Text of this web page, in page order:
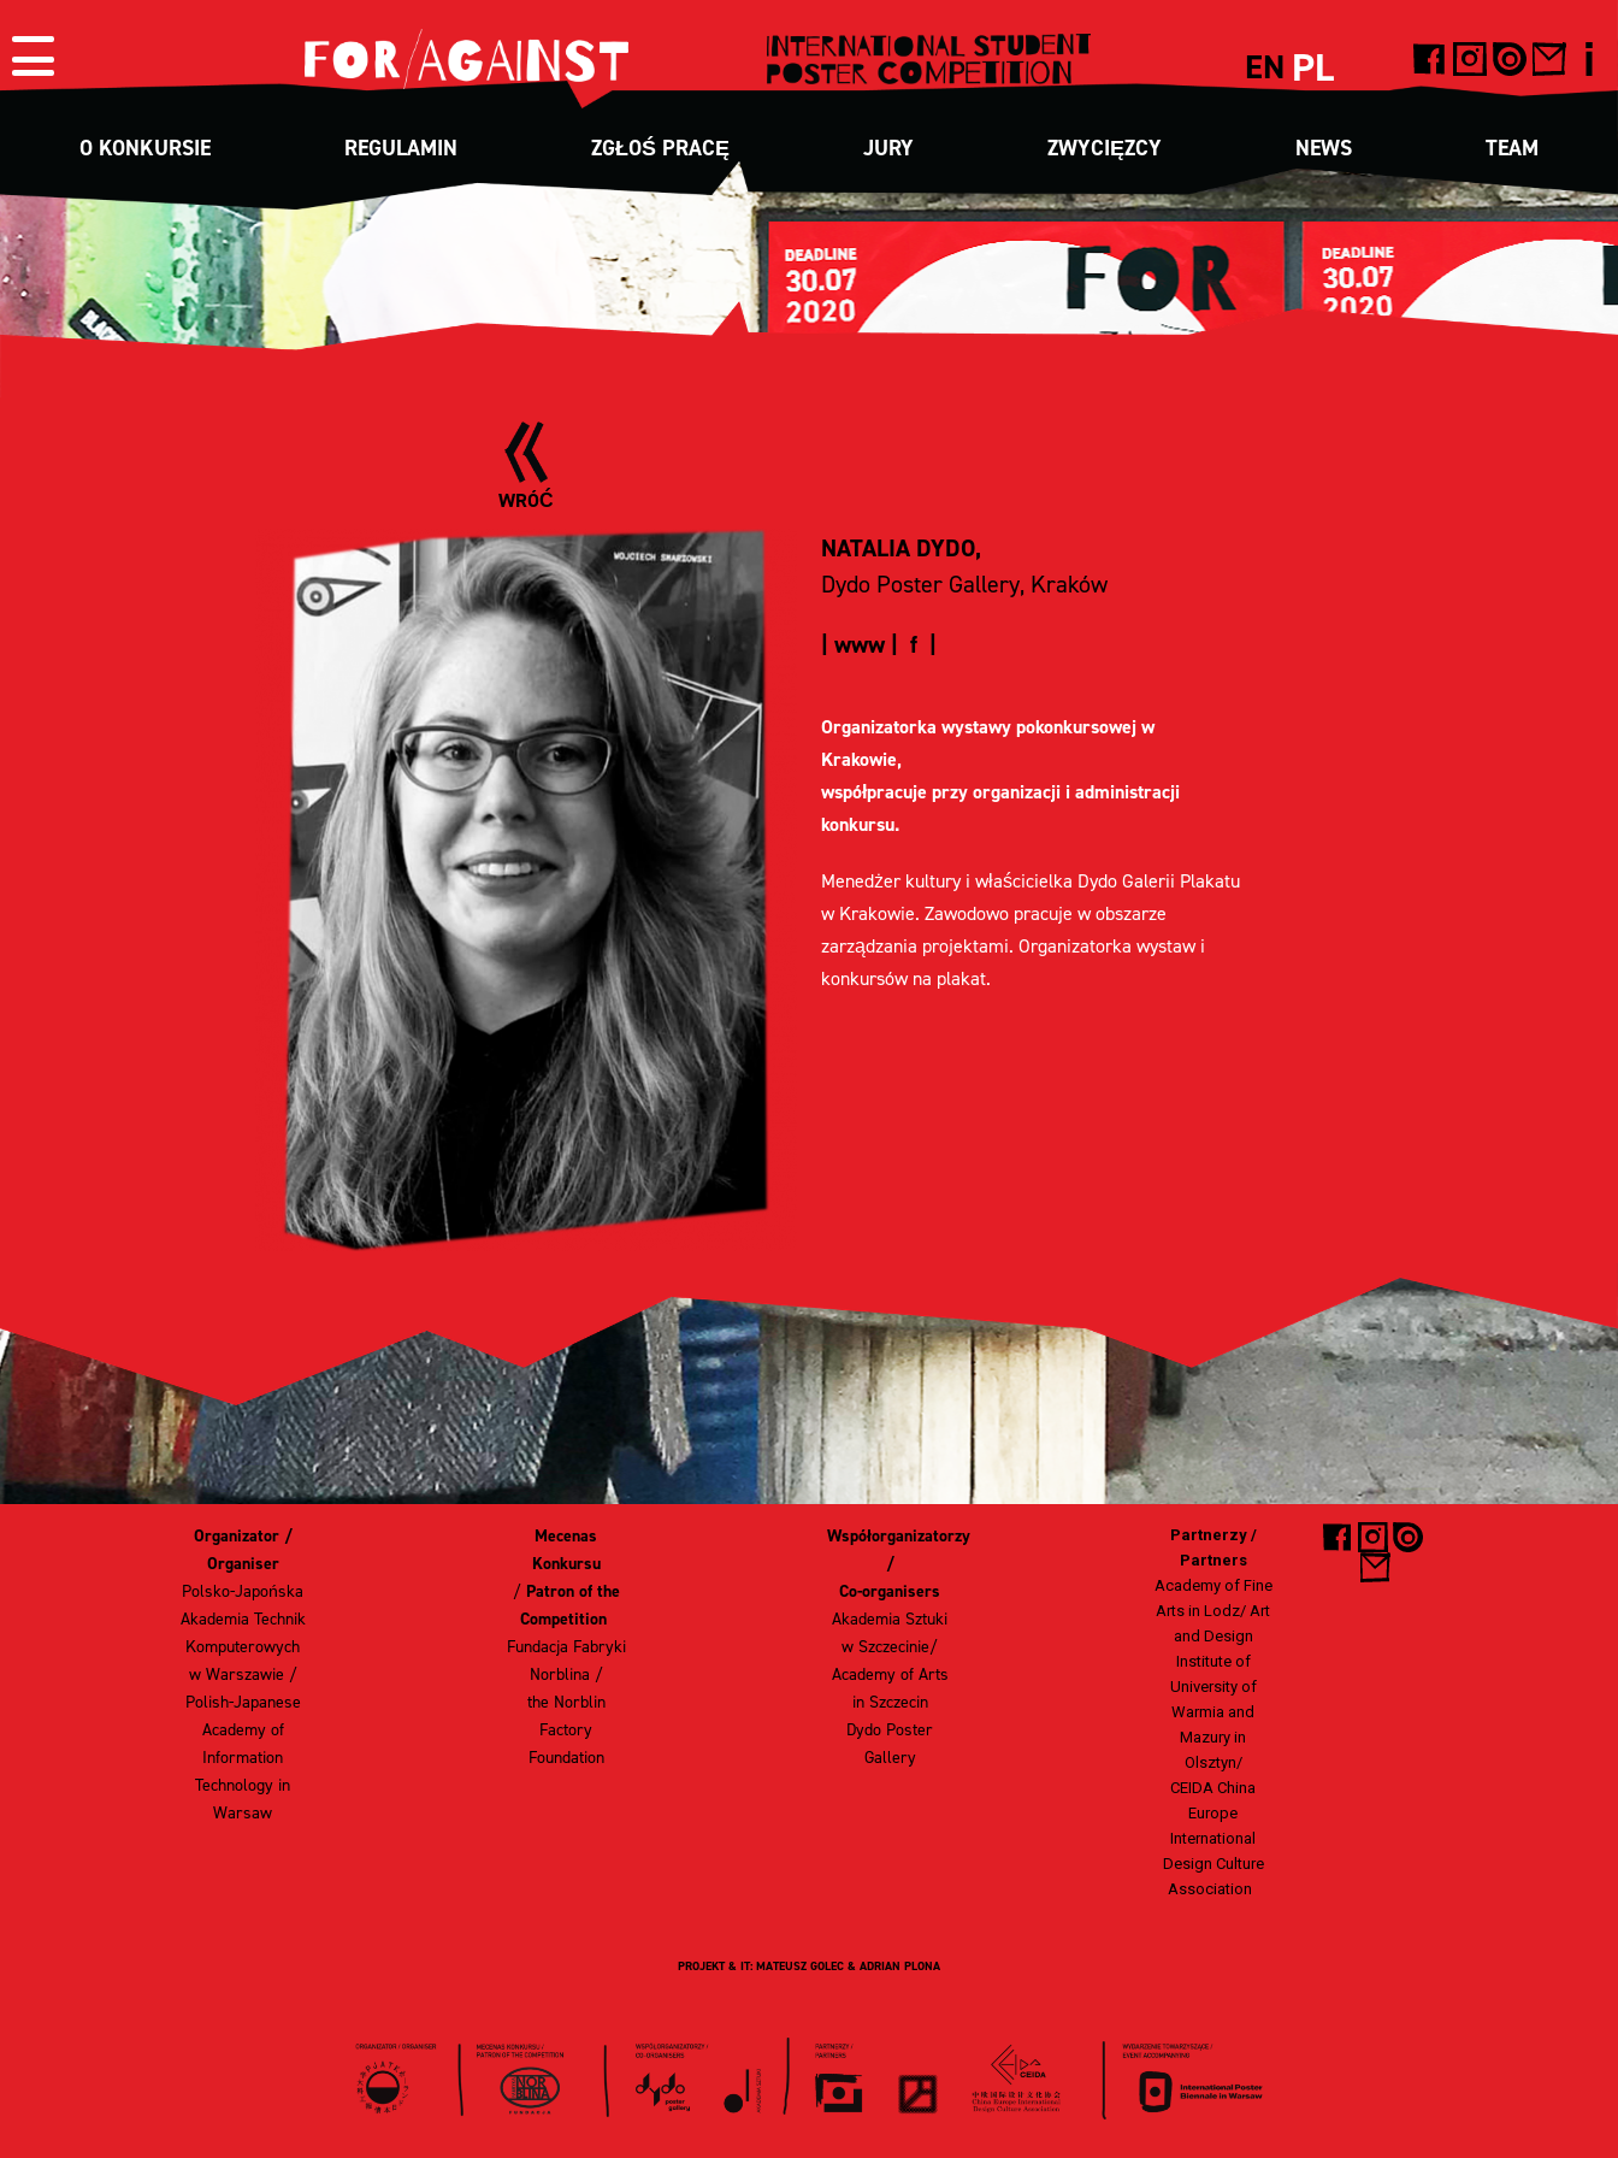
do
treści
EN PL
O KONKURSIE REGULAMIN ZGŁOŚ PRACĘ JURY ZWYCIĘZCY NEWS TEAM
WRÓĆ
NATALIA DYDO,
Dydo Poster Gallery, Kraków
| www| f |
Organizatorka wystawy pokonkursowej w
Krakowie,
współpracuje przy organizacji i administracji
konkursu.
Menedżer kultury i właścicielka Dydo Galerii Plakatu
w Krakowie. Zawodowo pracuje w obszarze
zarządzania projektami. Organizatorka wystaw i
konkursów na plakat.
Organizator /
Organiser
Polsko-Japońska
Akademia Technik
Komputerowych
w Warszawie /
Polish-Japanese
Academy of
Information
Technology in
Warsaw
Mecenas
Konkursu
/ Patron of the
Competition
Fundacja Fabryki
Norblina /
the Norblin
Factory
Foundation
Współorganizatorzy
/
Co-organisers
Akademia Sztuki
w Szczecinie/
Academy of Arts
in Szczecin
Dydo Poster
Gallery
Partnerzy /
Partners
Academy of Fine
Arts in Lodz/ Art
and Design
Institute of
University of
Warmia and
Mazury in
Olsztyn/
CEIDA China
Europe
International
Design Culture
Association
PROJEKT & IT: MATEUSZ GOLEC & ADRIAN PLONA